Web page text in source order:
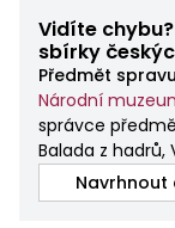
Vidíte
sbírky
Předmět
Národní
správce
Balada z hadrů,